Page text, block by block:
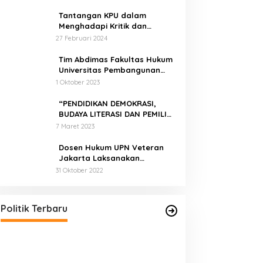
Tantangan KPU dalam
Menghadapi Kritik dan
Tekanan Politik
27 Februari 2024
Tim Abdimas Fakultas Hukum
Universitas Pembangunan
Nasional Veteran Jakarta
dan Pendaftaran Dua Badan
Hukum Sekaligus
1 Oktober 2023
“PENDIDIKAN DEMOKRASI,
BUDAYA LITERASI DAN PEMILIH
CERDAS”
7 Maret 2023
Dosen Hukum UPN Veteran
Jakarta Laksanakan
Pelatihan Pendaftaran Merek
31 Oktober 2022
Politik Terbaru
DPR RI
Di Politik, Titik Kota Jambi